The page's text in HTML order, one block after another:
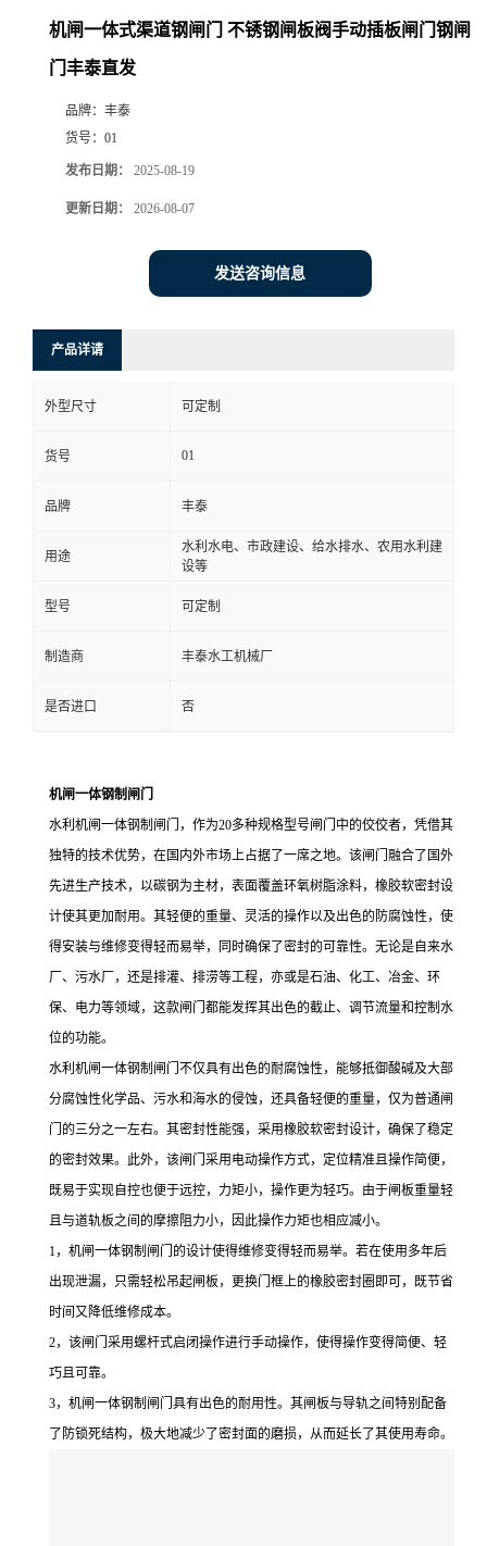
机闸一体式渠道钢闸门 不锈钢闸板阀手动插板闸门钢闸
门丰泰直发
品牌： 丰泰
货号： 01
发布日期： 2025-08-19
更新日期： 2026-08-07
发送咨询信息
产品详请
外型尺寸 可定制
货号 01
品牌 丰泰
用途
水利水电、市政建设、给水排水、农用水利建
设等
型号 可定制
制造商 丰泰水工机械厂
是否进口 否
机闸一体钢制闸门
水利机闸一体钢制闸门，作为20多种规格型号闸门中的佼佼者，凭借其
独特的技术优势，在国内外市场上占据了一席之地。该闸门融合了国外
先进生产技术，以碳钢为主材，表面覆盖环氧树脂涂料，橡胶软密封设
计使其更加耐用。其轻便的重量、灵活的操作以及出色的防腐蚀性，使
得安装与维修变得轻而易举，同时确保了密封的可靠性。无论是自来水
厂、污水厂，还是排灌、排涝等工程，亦或是石油、化工、冶金、环
保、电力等领域，这款闸门都能发挥其出色的截止、调节流量和控制水
位的功能。
水利机闸一体钢制闸门不仅具有出色的耐腐蚀性，能够抵御酸碱及大部
分腐蚀性化学品、污水和海水的侵蚀，还具备轻便的重量，仅为普通闸
门的三分之一左右。其密封性能强 ，采用橡胶软密封设计，确保了稳定
的密封效果。此外，该闸门采用电动操作方式，定位精准且操作简便，
既易于实现自控也便于远控，力矩小，操作更为轻巧。由于闸板重量轻
且与道轨板之间的摩擦阻力小，因此操作力矩也相应减小。
1，机闸一体钢制闸门的设计使得维修变得轻而易举。若在使用多年后
出现泄漏，只需轻松吊起闸板，更换门框上的橡胶密封圈即可，既节省
时间又降低维修成本。
2，该闸门采用螺杆式启闭操作进行手动操作，使得操作变得简便、轻
巧且可靠。
3，机闸一体钢制闸门具有出色的耐用性。其闸板与导轨之间特别配备
了防锁死结构，极大地减少了密封面的磨损，从而延长了其使用寿命。